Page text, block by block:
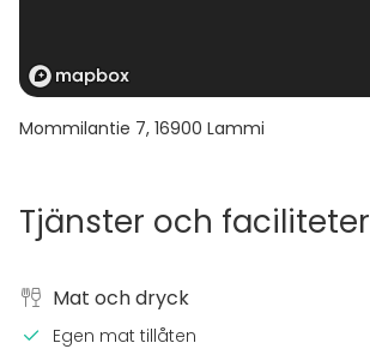
Mommilantie 7, 16900 Lammi
Tjänster och faciliteter
Mat och dryck
Egen mat tillåten